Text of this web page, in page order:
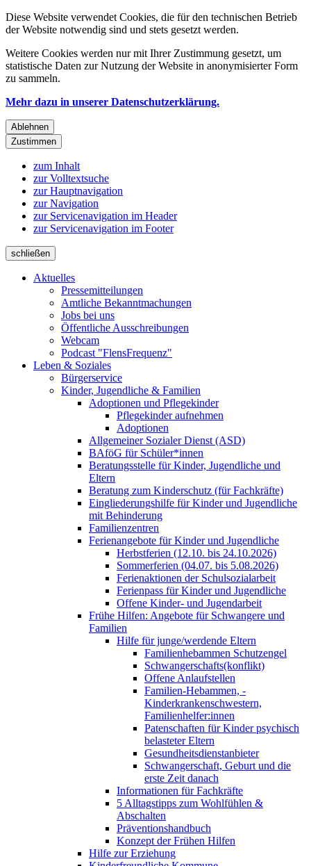
Diese Website verwendet Cookies, die für den technischen Betrieb
der Website notwendig sind und stets gesetzt werden.
Weitere Cookies werden nur mit Ihrer Zustimmung gesetzt, um
statistische Daten zur Nutzung der Website in anonymisierter Form
zu sammeln.
Mehr dazu in unserer Datenschutzerklärung.
Ablehnen
Zustimmen
zum Inhalt
zur Volltextsuche
zur Hauptnavigation
zur Navigation
zur Servicenavigation im Header
zur Servicenavigation im Footer
schließen
Aktuelles
Pressemitteilungen
Amtliche Bekanntmachungen
Jobs bei uns
Öffentliche Ausschreibungen
Webcam
Podcast "FlensFrequenz"
Leben & Soziales
Bürgerservice
Kinder, Jugendliche & Familien
Adoptionen und Pflegekinder
Pflegekinder aufnehmen
Adoptionen
Allgemeiner Sozialer Dienst (ASD)
BAföG für Schüler*innen
Beratungsstelle für Kinder, Jugendliche und
Eltern
Beratung zum Kinderschutz (für Fachkräfte)
Eingliederungshilfe für Kinder und Jugendliche
mit Behinderung
Familienzentren
Ferienangebote für Kinder und Jugendliche
Herbstferien (12.10. bis 24.10.2026)
Sommerferien (04.07. bis 5.08.2026)
Ferienaktionen der Schulsozialarbeit
Ferienpass für Kinder und Jugendliche
Offene Kinder- und Jugendarbeit
Frühe Hilfen: Angebote für Schwangere und
Familien
Hilfe für junge/werdende Eltern
Familienhebammen Schutzengel
Schwangerschafts(konflikt)
Offene Anlaufstellen
Familien-Hebammen, -
Kinderkrankenschwestern,
Familienhelfer:innen
Patenschaften für Kinder psychisch
belasteter Eltern
Gesundheitsdienstanbieter
Schwangerschaft, Geburt und die
erste Zeit danach
Informationen für Fachkräfte
5 Alltagstipps zum Wohlfühlen &
Abschalten
Präventionshandbuch
Konzept der Frühen Hilfen
Hilfe zur Erziehung